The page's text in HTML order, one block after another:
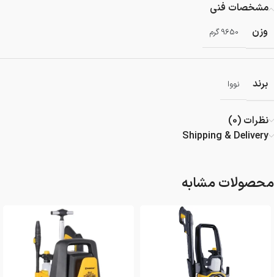
مشخصات فنی
وزن
9650 گرم
برند نووا
نظرات (0)
Shipping & Delivery
محصولات مشابه